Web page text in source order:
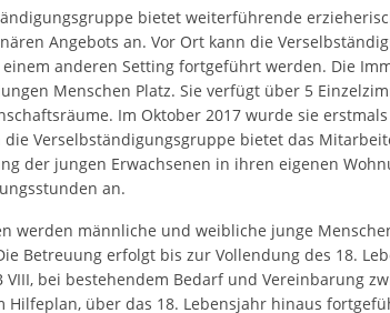
bietet weiterführende
Angebots an. Vor Ort kann die
anderen Setting fortgeführt werden. Die
Menschen Platz. Sie verfügt über 5
Im Oktober 2017 wurde sie
die Verselbständigungsgruppe bietet das
der jungen Erwachsenen in ihren eigenen
an.
werden männliche und weibliche junge
Betreuung erfolgt bis zur Vollendung des 18.
VIII, bei bestehendem Bedarf und Vereinbarung
Hilfeplan, über das 18. Lebensjahr hinaus